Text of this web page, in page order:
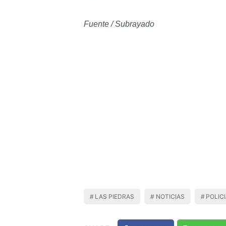
Fuente / Subrayado
LAS PIEDRAS NOTICIAS